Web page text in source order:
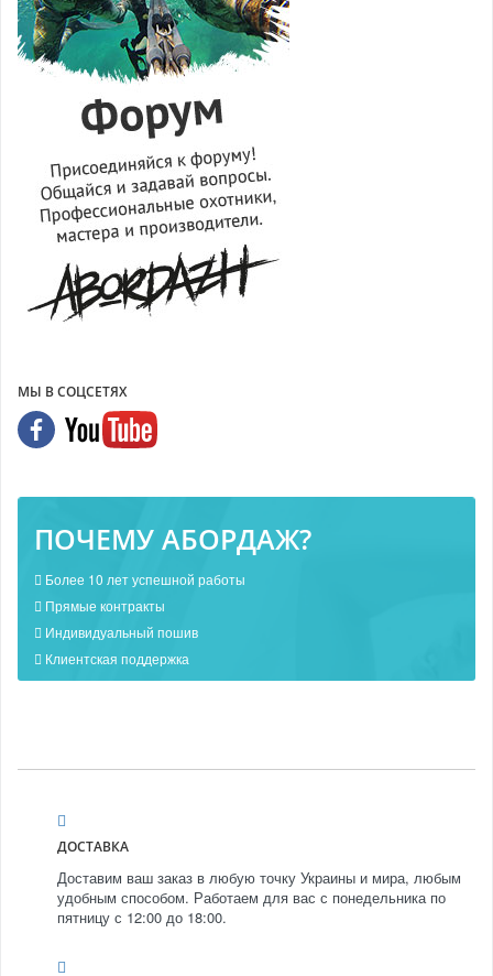
МЫ В СОЦСЕТЯХ
ПОЧЕМУ АБОРДАЖ?
Более 10 лет успешной работы
Прямые контракты
Индивидуальный пошив
Клиентская поддержка
ДОСТАВКА
Доставим ваш заказ в любую точку Украины и мира, любым
удобным способом. Работаем для вас с понедельника по
пятницу с 12:00 до 18:00.